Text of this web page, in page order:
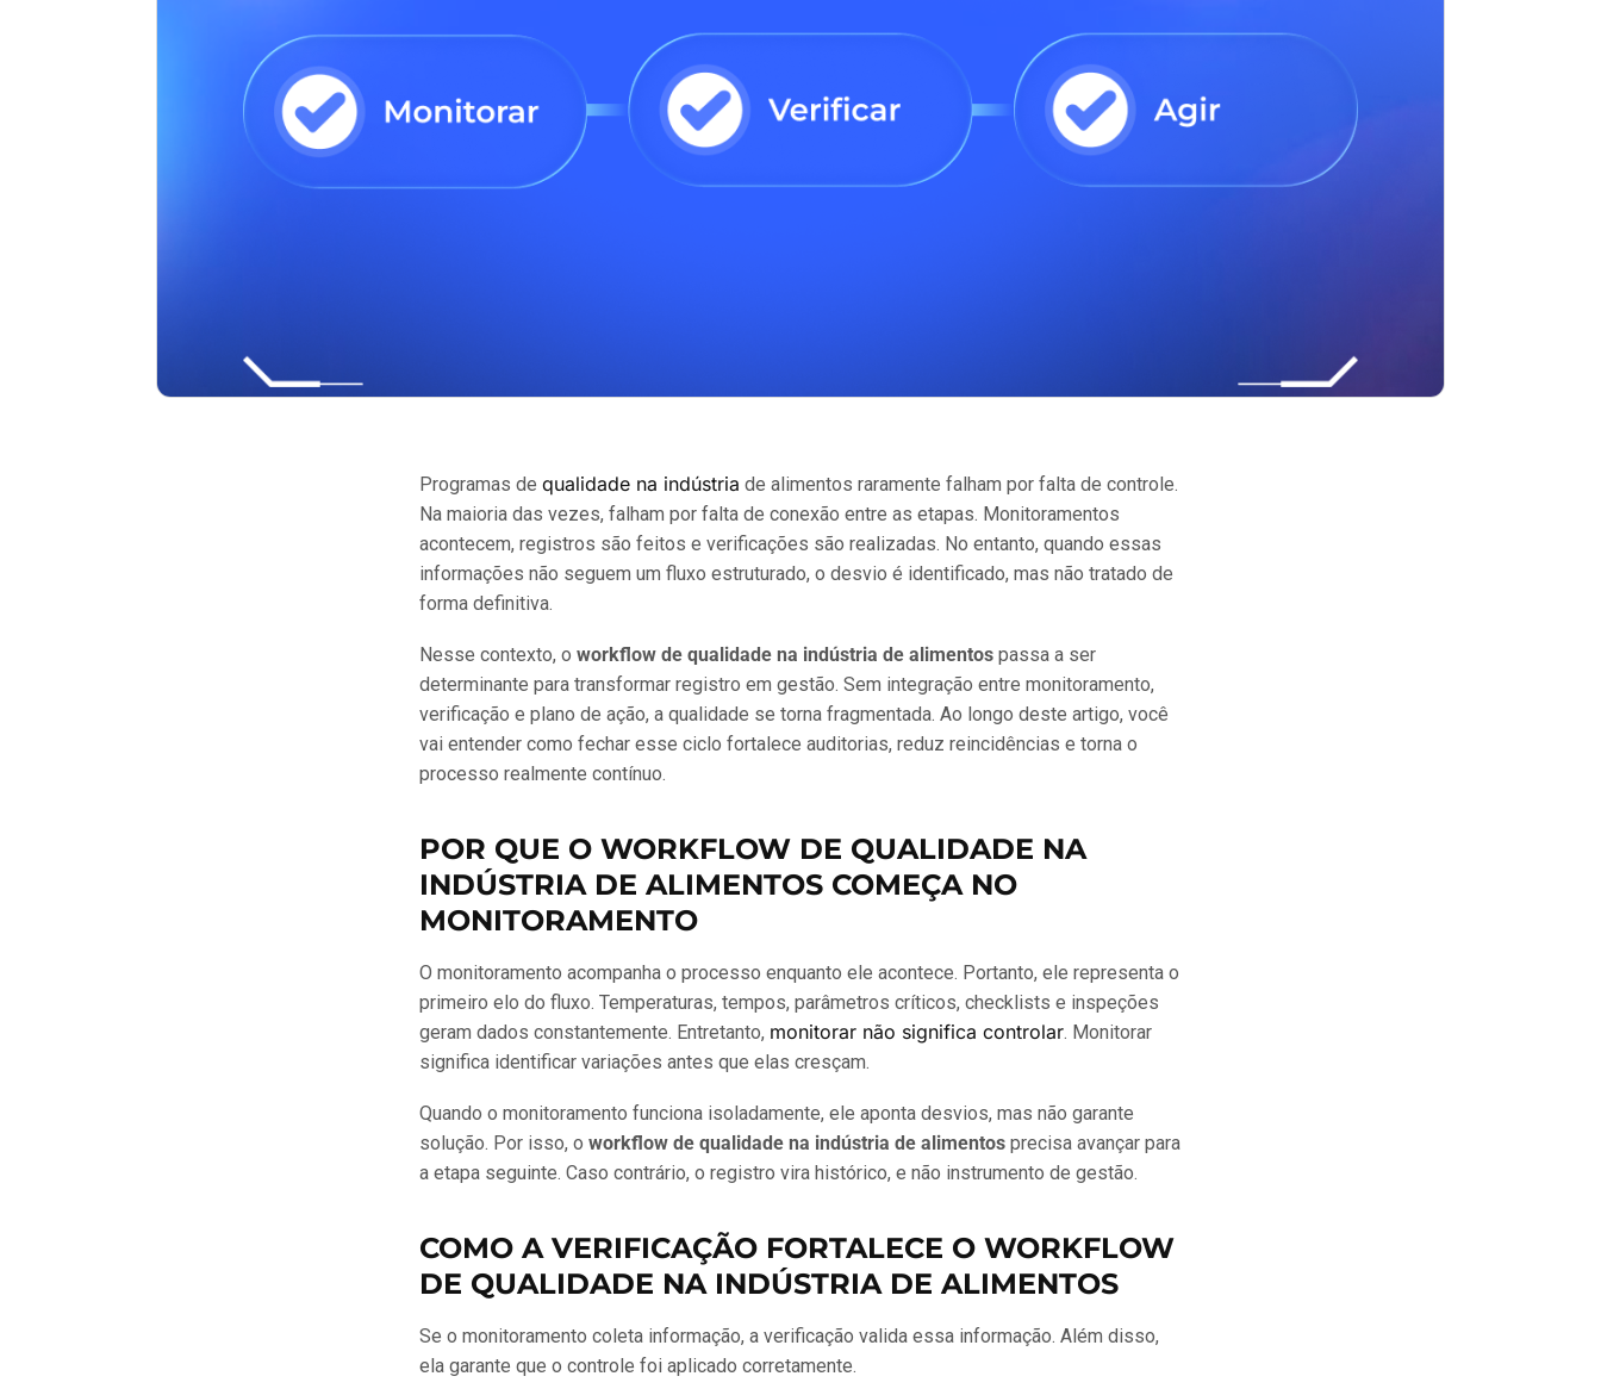
Programas de qualidade na indústria de alimentos raramente falham por falta de controle.
Na maioria das vezes, falham por falta de conexão entre as etapas. Monitoramentos
acontecem, registros são feitos e verificações são realizadas. No entanto, quando essas
informações não seguem um fluxo estruturado, o desvio é identificado, mas não tratado de
forma definitiva.
Nesse contexto, o workflow de qualidade na indústria de alimentos passa a ser
determinante para transformar registro em gestão. Sem integração entre monitoramento,
verificação e plano de ação, a qualidade se torna fragmentada. Ao longo deste artigo, você
vai entender como fechar esse ciclo fortalece auditorias, reduz reincidências e torna o
processo realmente contínuo.
POR QUE O WORKFLOW DE QUALIDADE NA
INDÚSTRIA DE ALIMENTOS COMEÇA NO
MONITORAMENTO
O monitoramento acompanha o processo enquanto ele acontece. Portanto, ele representa o
primeiro elo do fluxo. Temperaturas, tempos, parâmetros críticos, checklists e inspeções
geram dados constantemente. Entretanto, monitorar não significa controlar. Monitorar
significa identificar variações antes que elas cresçam.
Quando o monitoramento funciona isoladamente, ele aponta desvios, mas não garante
solução. Por isso, o workflow de qualidade na indústria de alimentos precisa avançar para
a etapa seguinte. Caso contrário, o registro vira histórico, e não instrumento de gestão.
COMO A VERIFICAÇÃO FORTALECE O WORKFLOW
DE QUALIDADE NA INDÚSTRIA DE ALIMENTOS
Se o monitoramento coleta informação, a verificação valida essa informação. Além disso,
ela garante que o controle foi aplicado corretamente.